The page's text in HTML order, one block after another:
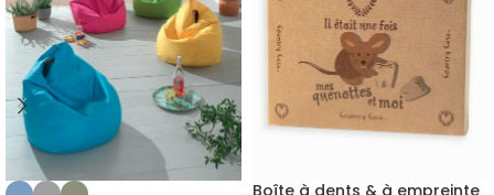
Boîte à dents & à empreinte